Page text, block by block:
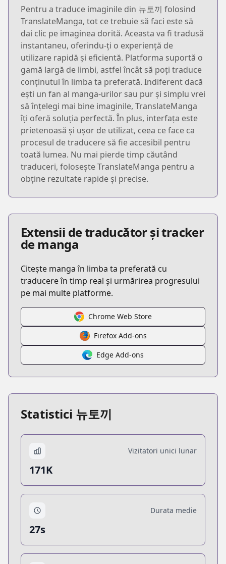
Pentru a traduce imaginile din 뉴토끼 folosind
TranslateManga, tot ce trebuie să faci este să
dai clic pe imaginea dorită. Aceasta va fi tradusă
instantaneu, oferindu-ți o experiență de
utilizare rapidă și eficientă. Platforma suportă o
gamă largă de limbi, astfel încât să poți traduce
conținutul în limba ta preferată. Indiferent dacă
ești un fan al manga-urilor sau pur și simplu vrei
să înțelegi mai bine imaginile, TranslateManga
îți oferă soluția perfectă. În plus, interfața este
prietenoasă și ușor de utilizat, ceea ce face ca
procesul de traducere să fie accesibil pentru
toată lumea. Nu mai pierde timp căutând
traduceri, folosește TranslateManga pentru a
obține rezultate rapide și precise.
Extensii de traducător și tracker
de manga
Citește manga în limba ta preferată cu
traducere în timp real și urmărirea progresului
pe mai multe platforme.
Chrome Web Store
Firefox Add-ons
Edge Add-ons
Statistici 뉴토끼
Vizitatori unici lunar
171K
Durata medie
27s